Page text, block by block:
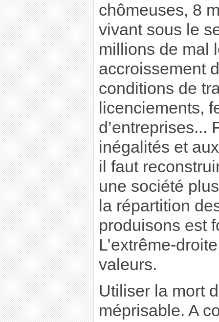
chômeuses, 8
vivant sous le
millions de mal
accroissement
conditions de
licenciements,
d’entreprises...
inégalités et
il faut
une société
la répartition
produisons est
L’extrême-
valeurs.
Utiliser la mort
méprisable. A